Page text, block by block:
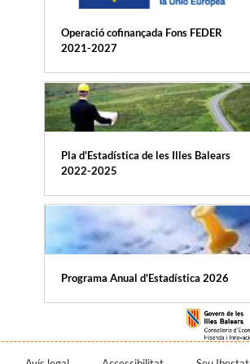
Operació cofinançada Fons FEDER
2021-2027
Pla d'Estadística de les Illes Balears
2022-2025
Programa Anual d'Estadística 2026